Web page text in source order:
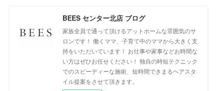
BEES センター北店 ブログ
家族全員で通って頂けるアットホームな雰囲気のサ
ロンです！ 働くママ、子育て中のママから大きく支
持をいただいています！ お仕事や家事などお時間な
い方はぜひお任せください！ 独自の時短テクニック
でのスピーディーな施術、短時間できまるヘアスタ
イル提案をさせて頂きます。